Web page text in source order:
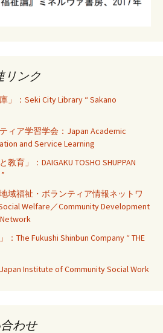
リンク
：Seki City Library “ Sakano
ィア学習学会：Japan Academic
and Service Learning
育」：DAIGAKU TOSHO SHUPPAN
域福祉・ボランティア情報ネットワ
Welfare／Community Development
The Fukushi Shinbun Company “ THE
Institute of Community Social Work
わせ